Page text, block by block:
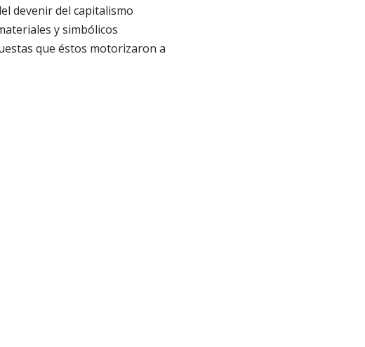
devenir del capitalismo
y simbólicos
que éstos motorizaron a